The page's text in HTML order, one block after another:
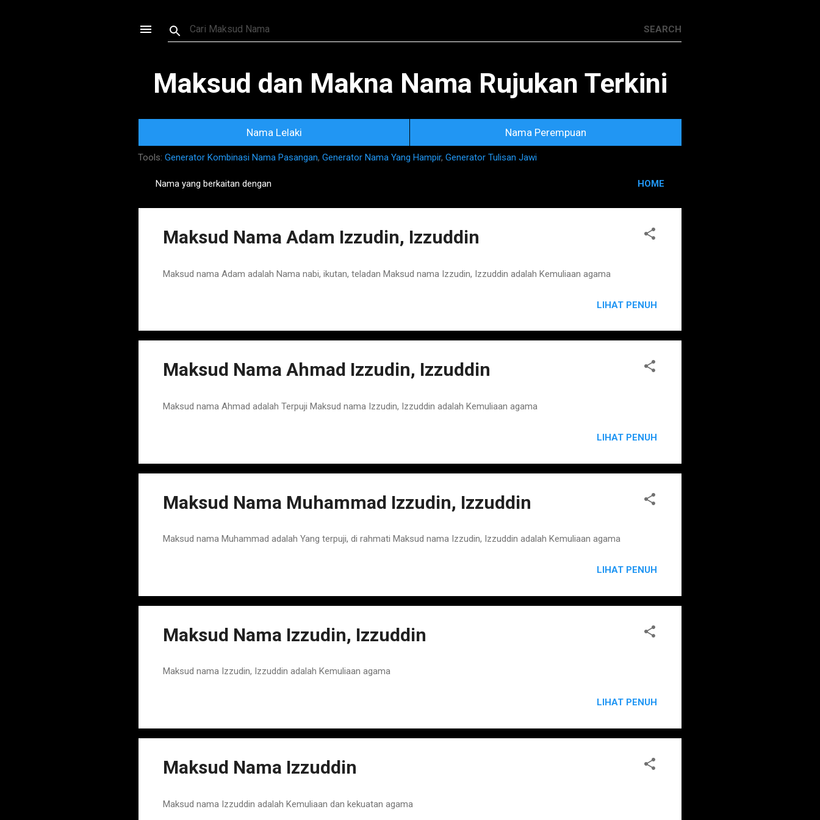
Maksud dan Makna Nama Rujukan Terkini
Nama Lelaki Nama Perempuan
Tools: Generator Kombinasi Nama Pasangan, Generator Nama Yang Hampir, Generator Tulisan Jawi
o
Nama yang berkaitan dengan HOME
Maksud Nama Adam Izzudin, Izzuddin
Maksud nama Adam adalah Nama nabi, ikutan, teladan Maksud nama Izzudin, Izzuddin adalah Kemuliaan agama
LIHAT PENUH
Maksud Nama Ahmad Izzudin, Izzuddin
Maksud nama Ahmad adalah Terpuji Maksud nama Izzudin, Izzuddin adalah Kemuliaan agama
LIHAT PENUH
Maksud Nama Muhammad Izzudin, Izzuddin
Maksud nama Muhammad adalah Yang terpuji, di rahmati Maksud nama Izzudin, Izzuddin adalah Kemuliaan agama
LIHAT PENUH
Maksud Nama Izzudin, Izzuddin
Maksud nama Izzudin, Izzuddin adalah Kemuliaan agama
LIHAT PENUH
Maksud Nama Izzuddin
Maksud nama Izzuddin adalah Kemuliaan dan kekuatan agama